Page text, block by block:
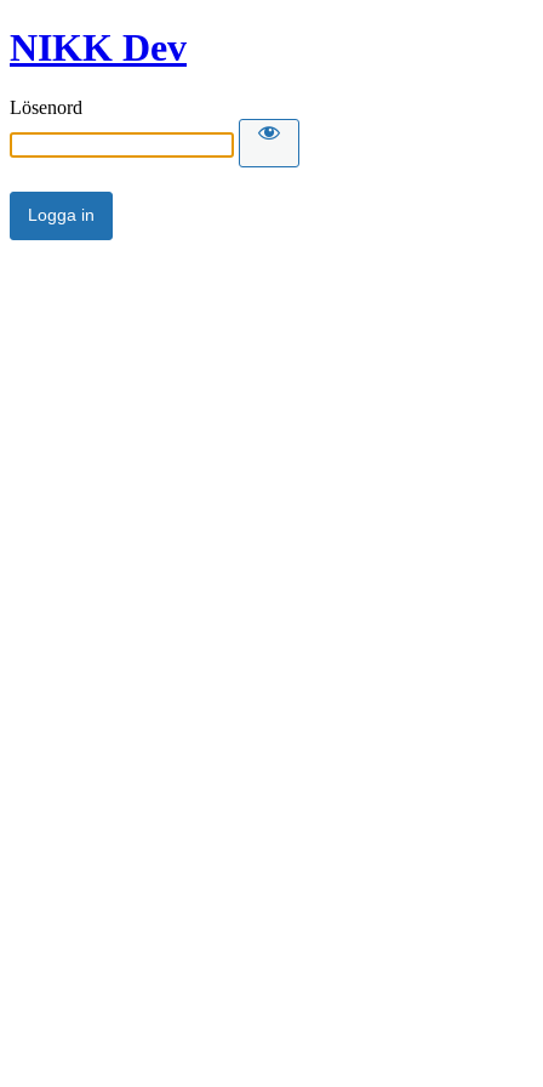
NIKK Dev
Lösenord